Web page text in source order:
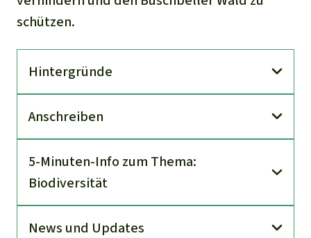
schützen.
Hinter­gründe
An­schreiben
5-Minuten-Info zum Thema:
Biodiversität
News und Updates